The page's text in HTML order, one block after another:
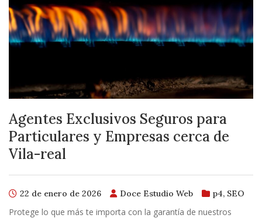
Agentes Exclusivos Seguros para
Particulares y Empresas cerca de
Vila-real
22 de enero de 2026 Doce Estudio Web p4, SEO
Protege lo que más te importa con la garantía de nuestros